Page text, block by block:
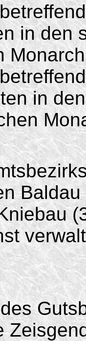
in den
in